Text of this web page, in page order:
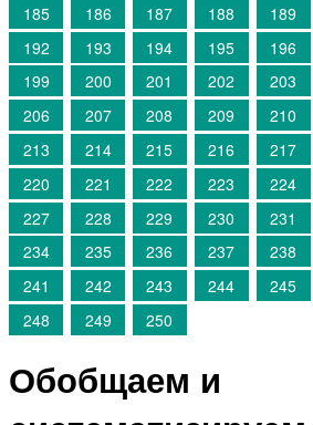
185
186 187 188 189
192
193 194 195 196
199
200 201 202 203
206
207 208 209 210
213
214 215 216 217
220
221 222 223 224
227
228 229 230 231
234
235 236 237 238
241
242 243 244 245
248
249 250
Обобщаем и